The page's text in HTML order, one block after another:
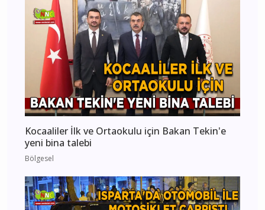
Kocaaliler İlk ve Ortaokulu için Bakan Tekin'e
yeni bina talebi
Bölgesel